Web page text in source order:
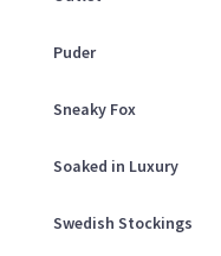
Puder
Sneaky Fox
Soaked in Luxury
Swedish Stockings